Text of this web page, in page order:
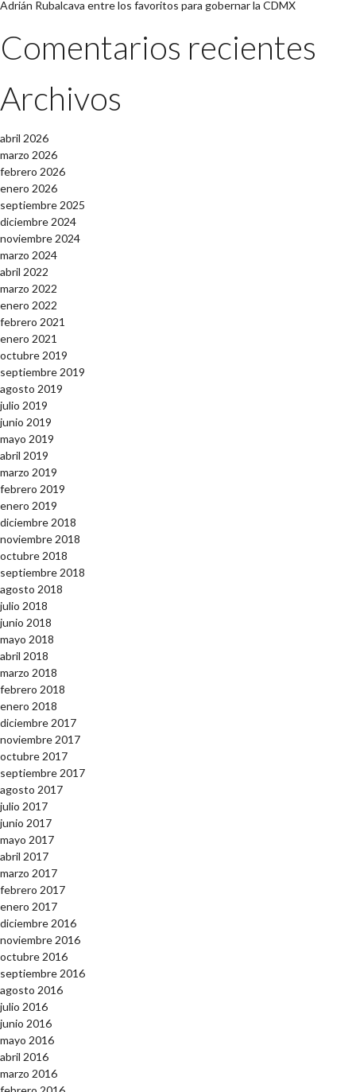
Adrián Rubalcava entre los favoritos para gobernar la CDMX
Comentarios recientes
Archivos
abril 2026
marzo 2026
febrero 2026
enero 2026
septiembre 2025
diciembre 2024
noviembre 2024
marzo 2024
abril 2022
marzo 2022
enero 2022
febrero 2021
enero 2021
octubre 2019
septiembre 2019
agosto 2019
julio 2019
junio 2019
mayo 2019
abril 2019
marzo 2019
febrero 2019
enero 2019
diciembre 2018
noviembre 2018
octubre 2018
septiembre 2018
agosto 2018
julio 2018
junio 2018
mayo 2018
abril 2018
marzo 2018
febrero 2018
enero 2018
diciembre 2017
noviembre 2017
octubre 2017
septiembre 2017
agosto 2017
julio 2017
junio 2017
mayo 2017
abril 2017
marzo 2017
febrero 2017
enero 2017
diciembre 2016
noviembre 2016
octubre 2016
septiembre 2016
agosto 2016
julio 2016
junio 2016
mayo 2016
abril 2016
marzo 2016